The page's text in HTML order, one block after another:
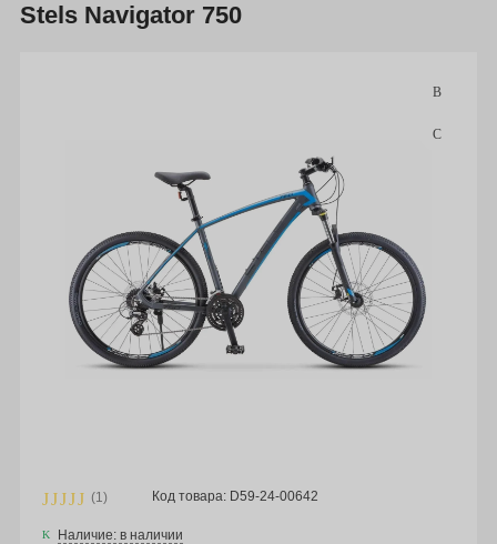
Stels Navigator 750
(1) Код товара: D59-24-00642
Наличие: в наличии